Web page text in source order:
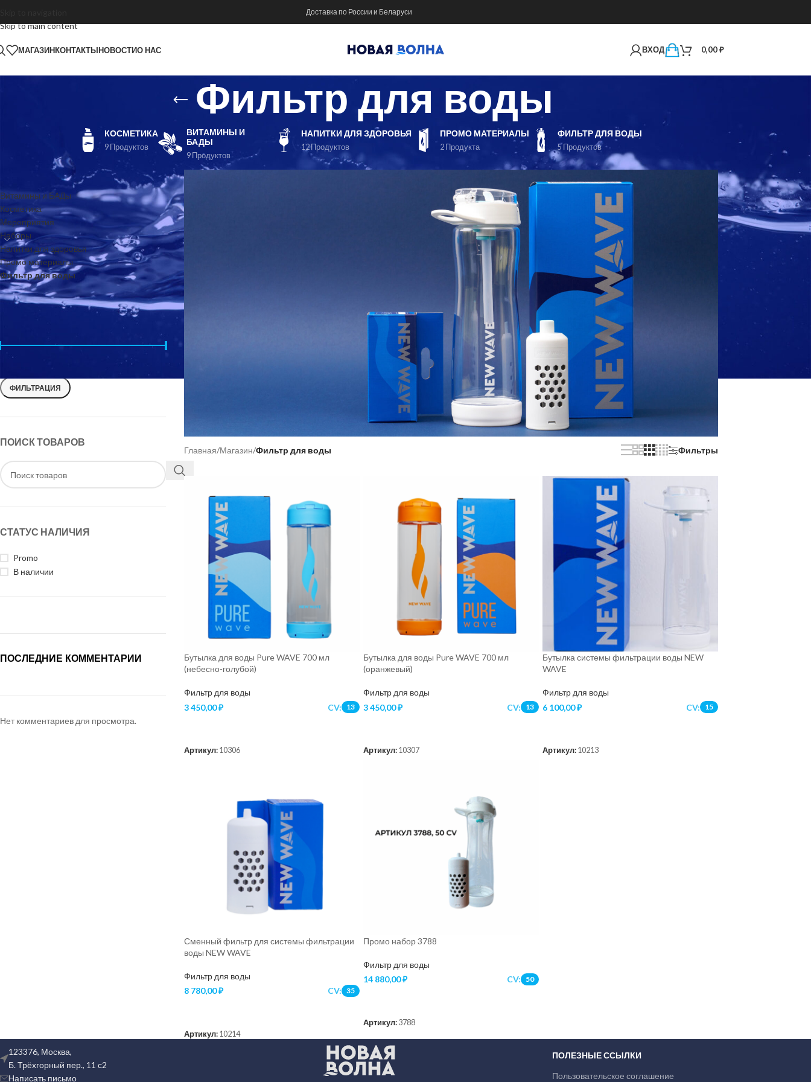
Skip to main content
Доставка по России и Беларуси
МАГАЗИНКОНТАКТЫНОВОСТИО НАС ВХОД 0,00₽
Фильтр для воды
КОСМЕТИКА
9 Продуктов
ВИТАМИНЫ И
БАДЫ
9 Продуктов
НАПИТКИ ДЛЯ ЗДОРОВЬЯ
12 Продуктов
ПРОМО МАТЕРИАЛЫ
2 Продукта
ФИЛЬТР ДЛЯ ВОДЫ
5 Продуктов
КАТЕГОРИИ ТОВАРОВ
Витамины и БАДы
Косметика
Мероприятия
Наборы
Напитки для здоровья
Промо материалы
Фильтр для воды
ФИЛЬТРАЦИЯ
ПОИСК ТОВАРОВ
СТАТУС НАЛИЧИЯ
Promo
В наличии
ПОСЛЕДНИЕ КОММЕНТАРИИ
Нет комментариев для просмотра.
Главная/Магазин/Фильтр для воды Фильтры
Бутылка для воды Pure WAVE 700 мл
(небесно-голубой)
Фильтр для воды
3 450,00₽ CV: 13
Артикул: 10306
Бутылка для воды Pure WAVE 700 мл
(оранжевый)
Фильтр для воды
3 450,00₽ CV: 13
Артикул: 10307
Бутылка системы фильтрации воды NEW
WAVE
Фильтр для воды
6 100,00₽ CV: 15
Артикул: 10213
Сменный фильтр для системы фильтрации
воды NEW WAVE
Фильтр для воды
8 780,00₽ CV: 35
Артикул: 10214
Промо набор 3788
Фильтр для воды
14 880,00₽ CV: 50
Артикул: 3788
123376, Москва,
Б. Трёхгорный пер., 11 с2
Написать письмо
ПОЛЕЗНЫЕ ССЫЛКИ
Пользовательское соглашение